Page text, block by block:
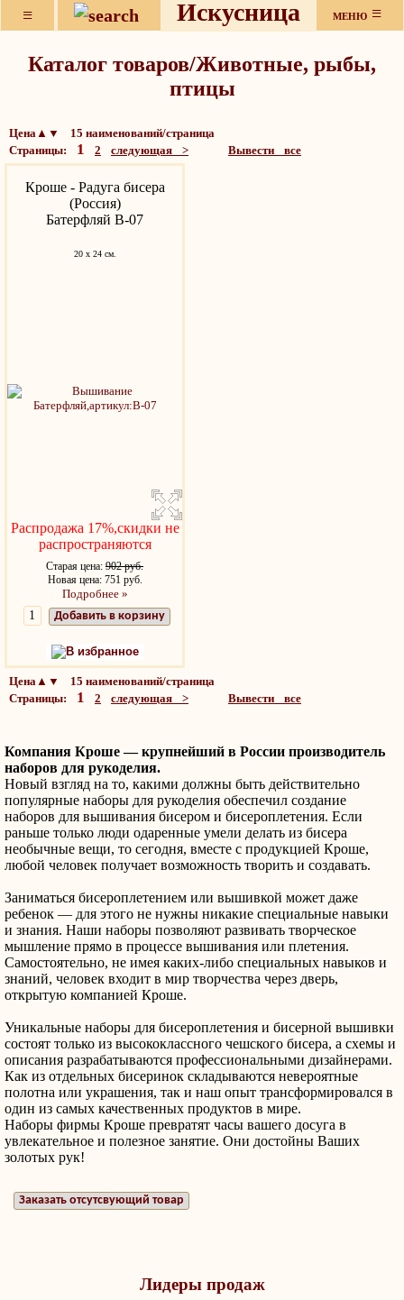
≡ Искусница МЕНЮ ≡
Каталог товаров/Животные, рыбы,
птицы
Цена▲▼ 15 наименований/страница
Страницы: 1 2 следующая > Вывести все
Кроше - Радуга бисера
(Россия)
Батерфляй В-07
20 х 24 см.
Распродажа 17%,скидки не
распространяются
Старая цена: 902 руб.
Новая цена: 751 руб.
Подробнее »
Добавить в корзину
В избранное
Цена▲▼ 15 наименований/страница
Страницы: 1 2 следующая > Вывести все
Компания Кроше — крупнейший в России производитель
наборов для рукоделия.
Новый взгляд на то, какими должны быть действительно
популярные наборы для рукоделия обеспечил создание
наборов для вышивания бисером и бисероплетения. Если
раньше только люди одаренные умели делать из бисера
необычные вещи, то сегодня, вместе с продукцией Кроше,
любой человек получает возможность творить и создавать.
Заниматься бисероплетением или вышивкой может даже
ребенок — для этого не нужны никакие специальные навыки
и знания. Наши наборы позволяют развивать творческое
мышление прямо в процессе вышивания или плетения.
Самостоятельно, не имея каких-либо специальных навыков и
знаний, человек входит в мир творчества через дверь,
открытую компанией Кроше.
Уникальные наборы для бисероплетения и бисерной вышивки
состоят только из высококлассного чешского бисера, а схемы и
описания разрабатываются профессиональными дизайнерами.
Как из отдельных бисеринок складываются невероятные
полотна или украшения, так и наш опыт трансформировался в
один из самых качественных продуктов в мире.
Наборы фирмы Кроше превратят часы вашего досуга в
увлекательное и полезное занятие. Они достойны Ваших
золотых рук!
Заказать отсутсвующий товар
Лидеры продаж